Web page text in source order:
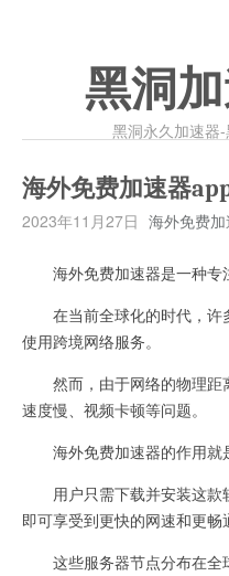
黑洞
黑洞永久加速器
海外免费加速器
2023年11月27日 海外免费加
海外免费加速器是一种专
在当前全球化的时代，许
使用跨境网络服务。
然而，由于网络的物理距
速度慢、视频卡顿等问题。
海外免费加速器的作用就
用户只需下载并安装这款
即可享受到更快的网速和更畅
这些服务器节点分布在全